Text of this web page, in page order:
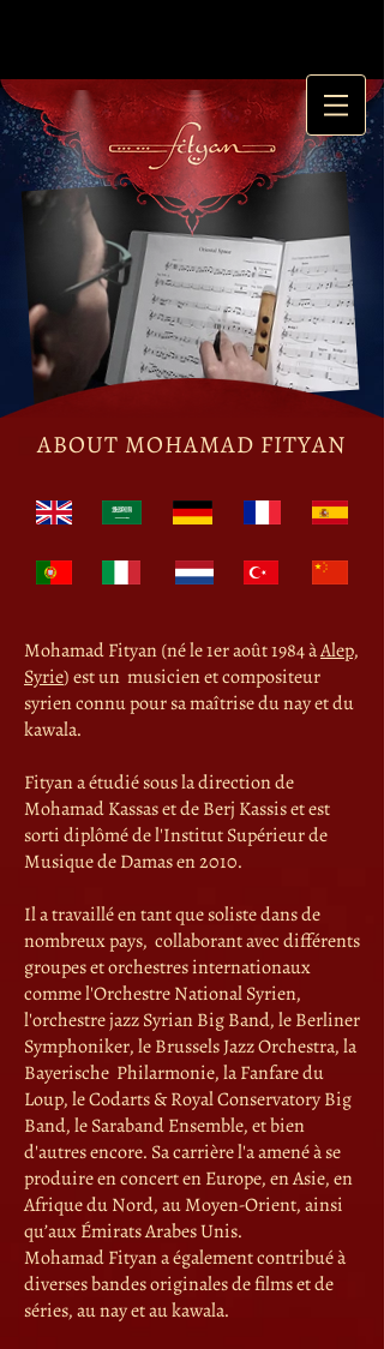
ABOUT MOHAMAD FITYAN
Mohamad Fityan (né le 1er août 1984 àAlep,
Syrie) est un musicien et compositeur
syrien connu pour sa maîtrise du nay et du
kawala.
Fityan a étudié sous la direction de
Mohamad Kassas et de Berj Kassis et est
sorti diplômé de l'Institut Supérieur de
Musique de Damas en 2010.
Il a travaillé en tant que soliste dans de
nombreux pays, collaborant avec différents
groupes et orchestres internationaux
comme l'Orchestre National Syrien,
l'orchestre jazz Syrian Big Band, le Berliner
Symphoniker, le Brussels Jazz Orchestra, la
Bayerische Philarmonie, la Fanfare du
Loup, le Codarts & Royal Conservatory Big
Band, le Saraband Ensemble, et bien
d'autres encore. Sa carrière l'a amené à se
produire en concert en Europe, en Asie, en
Afrique du Nord, au Moyen-Orient, ainsi
qu’aux Émirats Arabes Unis.
Mohamad Fityan a également contribué à
diverses bandes originales de films et de
séries, au nay et au kawala.